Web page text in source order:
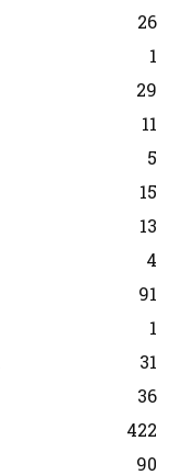
26
1
29
11
5
15
13
4
91
1
31
36
422
90